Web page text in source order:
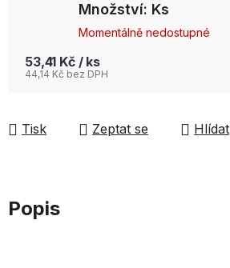
Množství: Ks
Momentálně nedostupné
53,41 Kč / ks
44,14 Kč bez DPH
Tisk Zeptat se Hlídat
Popis